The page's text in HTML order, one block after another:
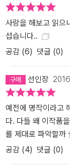
사랑을 해보고 읽으
섭습니다..
공감 (6) 댓글 (0)
선인장
예전에 명작이라고
다. 다들 왜 이작품
를 제대로 파악할까
공감 (4) 댓글 (0)